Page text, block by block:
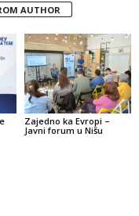
AUTHOR
Zajedno ka Evropi –
Javni forum u Nišu